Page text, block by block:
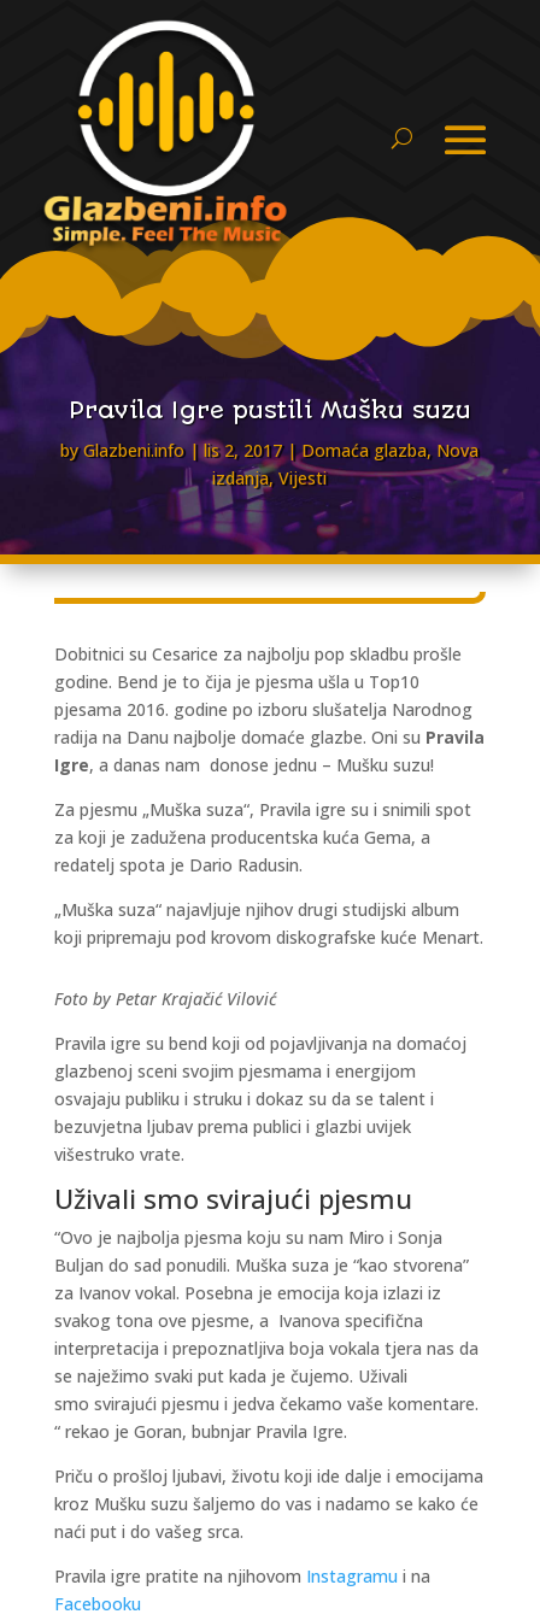
Pravila Igre pustili Mušku suzu
byGlazbeni.info lis 2, 2017 Domaća glazba,Nova
izdanja,Vijesti
Dobitnici su Cesarice za najbolju pop skladbu prošle
godine. Bend je to čija je pjesma ušla u Top10
pjesama 2016. godine po izboru slušatelja Narodnog
radija na Danu najbolje domaće glazbe. Oni su Pravila
Igre, a danas nam donose jednu – Mušku suzu!
Za pjesmu „Muška suza“, Pravila igre su i snimili spot
za koji je zadužena producentska kuća Gema, a
redatelj spota je Dario Radusin.
„Muška suza“ najavljuje njihov drugi studijski album
koji pripremaju pod krovom diskografske kuće Menart.
Foto by Petar Krajačić Vilović
Pravila igre su bend koji od pojavljivanja na domaćoj
glazbenoj sceni svojim pjesmama i energijom
osvajaju publiku i struku i dokaz su da se talent i
bezuvjetna ljubav prema publici i glazbi uvijek
višestruko vrate.
Uživali smo svirajući pjesmu
“Ovo je najbolja pjesma koju su nam Miro i Sonja
Buljan do sad ponudili. Muška suza je “kao stvorena”
za Ivanov vokal. Posebna je emocija koja izlazi iz
svakog tona ove pjesme, a Ivanova specifična
interpretacija i prepoznatljiva boja vokala tjera nas da
se naježimo svaki put kada je čujemo. Uživali
smo svirajući pjesmu i jedva čekamo vaše komentare.
“ rekao je Goran, bubnjar Pravila Igre.
Priču o prošloj ljubavi, životu koji ide dalje i emocijama
kroz Mušku suzu šaljemo do vas i nadamo se kako će
naći put i do vašeg srca.
Pravila igre pratite na njihovom Instagramu i na
Facebooku